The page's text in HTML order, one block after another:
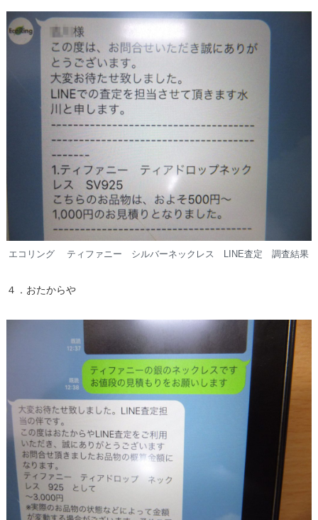
エコリング ティファニー シルバーネックレス LINE査定 調査結果
４．おたからや